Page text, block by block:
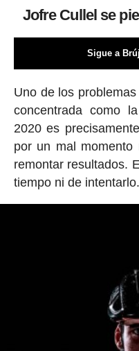
Jofre Cullel se
Sigue a
Uno de los
concentrada como
2020 es
por un mal
remontar resultados.
tiempo ni de intentarlo.